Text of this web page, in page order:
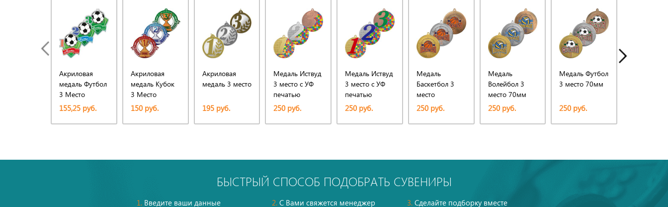
Акриловая
медаль Футбол
3 Место
155,25 руб.
Акриловая
медаль Кубок
3 Место
150 руб.
Акриловая
медаль 3 место
195 руб.
Медаль Иствуд
3 место с УФ
печатью
250 руб.
Медаль Иствуд
3 место с УФ
печатью
250 руб.
Медаль
Баскетбол 3
место
250 руб.
Медаль
Волейбол 3
место 70мм
250 руб.
Медаль Футбол
3 место 70мм
250 руб.
БЫСТРЫЙ СПОСОБ ПОДОБРАТЬ СУВЕНИРЫ
1.Введите ваши данные 2.С Вами свяжется менеджер 3. Сделайте подборку вместе